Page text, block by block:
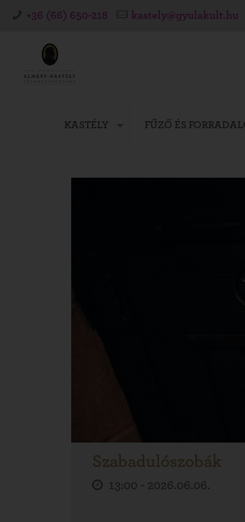
+36 (66) 650-218 kastely@gyulakult.hu
KASTÉLY FŰZŐ ÉS
Szabadulószobák
13:00 - 2026.06.06.